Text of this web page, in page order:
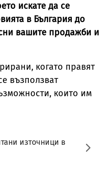
искате да се
в България до
вашите продажби и
когато правят
възползват
които им
източници в